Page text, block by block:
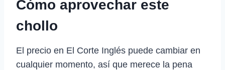
Cómo aprovechar este
chollo
El precio en El Corte Inglés puede cambiar en
cualquier momento, así que merece la pena